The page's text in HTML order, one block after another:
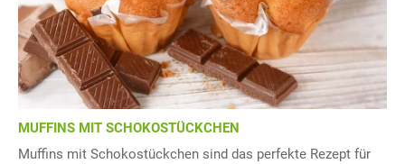
MUFFINS MIT SCHOKOSTÜCKCHEN
Muffins mit Schokostückchen sind das perfekte Rezept für